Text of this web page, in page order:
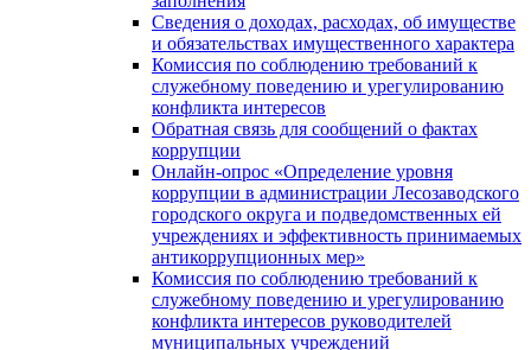
Сведения о доходах, расходах, об имуществе
и обязательствах имущественного характера
Комиссия по соблюдению требований к
служебному поведению и урегулированию
конфликта интересов
Обратная связь для сообщений о фактах
коррупции
Онлайн-опрос «Определение уровня
коррупции в администрации Лесозаводского
городского округа и подведомственных ей
учреждениях и эффективность принимаемых
антикоррупционных мер»
Комиссия по соблюдению требований к
служебному поведению и урегулированию
конфликта интересов руководителей
муниципальных учреждений